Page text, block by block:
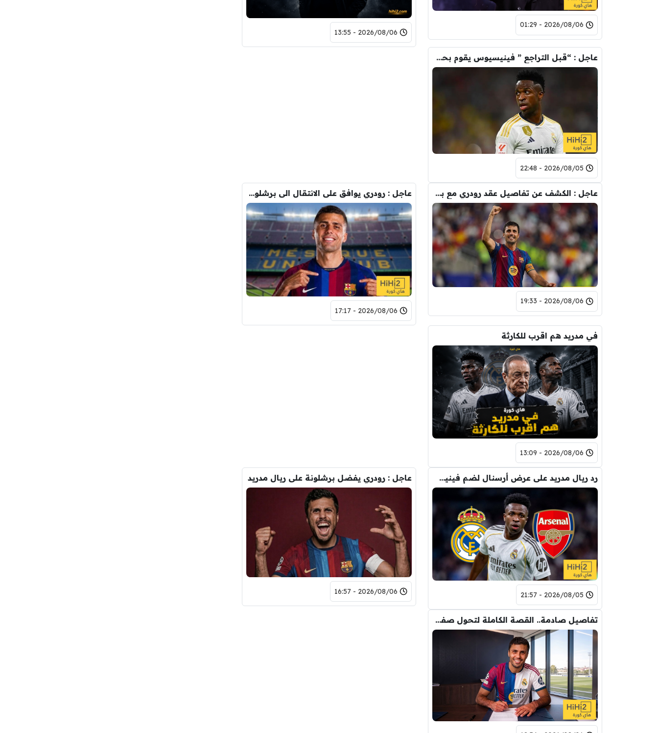
2026/08/06 - 01:29
2026/08/06 - 13:55
عاجل : “قبل التراجع ” فينيسيوس يقوم بحذف كل صوره مع ريال مدريد
2026/08/05 - 22:48
عاجل : الكشف عن تفاصيل عقد رودري مع برشلونة.. قيمة الصفقة والراتب
2026/08/06 - 19:33
عاجل : رودري يوافق على الانتقال الى برشلونة.. 3 أسباب وراء قراره
2026/08/06 - 17:17
في مدريد هم اقرب للكارثة
2026/08/06 - 13:09
رد ريال مدريد على عرض أرسنال لضم فينيسيوس
2026/08/05 - 21:57
عاجل : رودري يفضل برشلونة على ريال مدريد
2026/08/06 - 16:57
تفاصيل صادمة.. القصة الكاملة لتحول صفقة رودري من ريال مدريد الى برشلونة